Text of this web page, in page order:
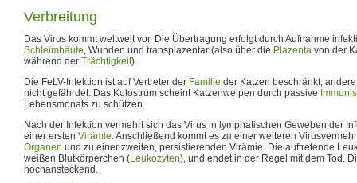
Verbreitung
Das Virus kommt weltweit vor. Die Übertragung erfolgt durch Aufnahme
Schleimhäute, Wunden und transplazentar (also über die Plazenta von der
während der Trächtigkeit).
Die FeLV-Infektion ist auf Vertreter der Familie der Katzen beschränkt,
nicht gefährdet. Das Kolostrum scheint Katzenwelpen durch passive
Lebensmonats zu schützen.
Nach der Infektion vermehrt sich das Virus in lymphatischen Geweben der
einer ersten Virämie. Anschließend kommt es zu einer weiteren
Organen und zu einer zweiten, persistierenden Virämie. Die auftretende
weißen Blutkörperchen (Leukozyten), und endet in der Regel mit dem Tod.
hochansteckend.